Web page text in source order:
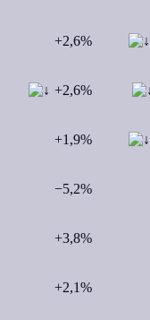
+2,6%
+2,6%
+1,9%
−5,2%
+3,8%
+2,1%